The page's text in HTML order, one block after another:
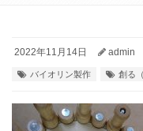
2022年11月14日 admin
バイオリン製作 創る